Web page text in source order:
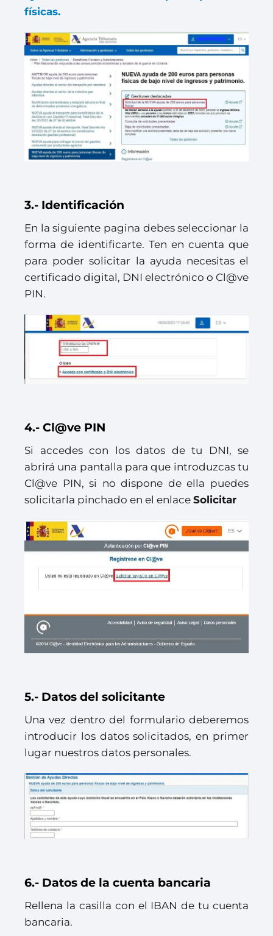
físicas.
3.- Identificación
En la siguiente pagina debes seleccionar la
forma de identificarte. Ten en cuenta que
para poder solicitar la ayuda necesitas el
certificado digital, DNI electrónico o Cl@ve
PIN.
4.- Cl@ve PIN
Si accedes con los datos de tu DNI, se
abrirá una pantalla para que introduzcas tu
Cl@ve PIN, si no dispone de ella puedes
solicitarla pinchado en el enlace Solicitar
5.- Datos del solicitante
Una vez dentro del formulario deberemos
introducir los datos solicitados, en primer
lugar nuestros datos personales.
6.- Datos de la cuenta bancaria
Rellena la casilla con el IBAN de tu cuenta
bancaria.